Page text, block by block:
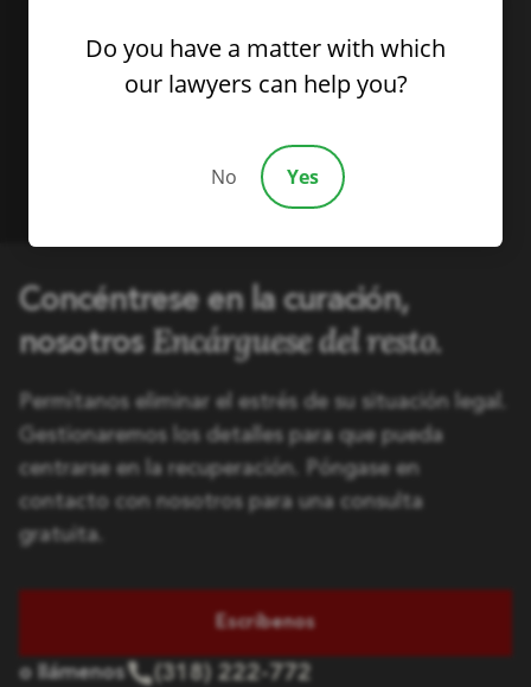
Concéntrese en la curación,
nosotros Encárguese del resto.
Permítanos eliminar el estrés de su situación legal.
Gestionaremos los detalles para que pueda
centrarse en la recuperación. Póngase en
contacto con nosotros para una consulta
gratuita.
Escríbenos
o llámenos (318) 222-772
Do you have a matter with which
our lawyers can help you?
No Yes